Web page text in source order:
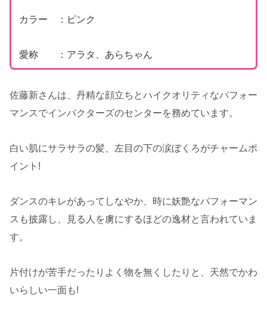
カラー ：ピンク
愛称 ：アラタ、あらちゃん
佐藤新さんは、丹精な顔立ちとハイクオリティなパフォー
マンスでインパクターズのセンターを務めています。
白い肌にサラサラの髪、左目の下の涙ぼくろがチャームポ
イント!
ダンスのキレがあってしなやか、時に妖艶なパフォーマン
スも披露し、見る人を虜にするほどの逸材と言われていま
す。
片付けが苦手だったりよく物を無くしたりと、天然でかわ
いらしい一面も!